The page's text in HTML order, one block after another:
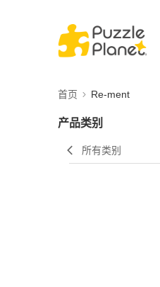
首页 Re-ment
产品类别
所有类别